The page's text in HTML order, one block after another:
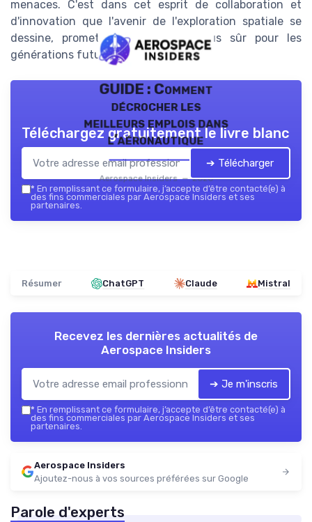
menaces. C'est dans cet esprit de collaboration et
d'innovation que l'avenir de l'exploration spatiale se
dessine, promettant unespaceplus sûr pour les
générations futures.
GUIDE : Comment
décrocher les
meilleurs emplois dans
l’aéronautique
Aerospace Insiders — 2026
Téléchargez gratuitement le livre blanc
➔ Télécharger
* En remplissant ce formulaire, j’accepte d’être contacté(e) à
des fins commerciales par Aerospace Insiders et ses
partenaires.
Résumer ChatGPT Claude Mistral
Recevez les dernières actualités de
Aerospace Insiders
➔ Je m'inscris
* En remplissant ce formulaire, j’accepte d’être contacté(e) à
des fins commerciales par Aerospace Insiders et ses
partenaires.
Aerospace Insiders
Ajoutez-nous à vos sources préférées sur Google
Parole d'experts